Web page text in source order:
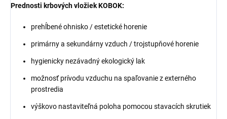
Prednosti krbových vložiek KOBOK:
prehĺbené ohnisko / estetické horenie
primárny a sekundárny vzduch / trojstupňové horenie
hygienicky nezávadný ekologický lak
možnosť prívodu vzduchu na spaľovanie z externého
prostredia
výškovo nastaviteľná poloha pomocou stavacích skrutiek